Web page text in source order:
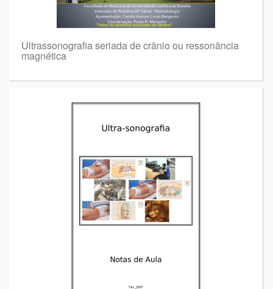
Ultrassonografia seriada de crânio ou ressonância
magnética